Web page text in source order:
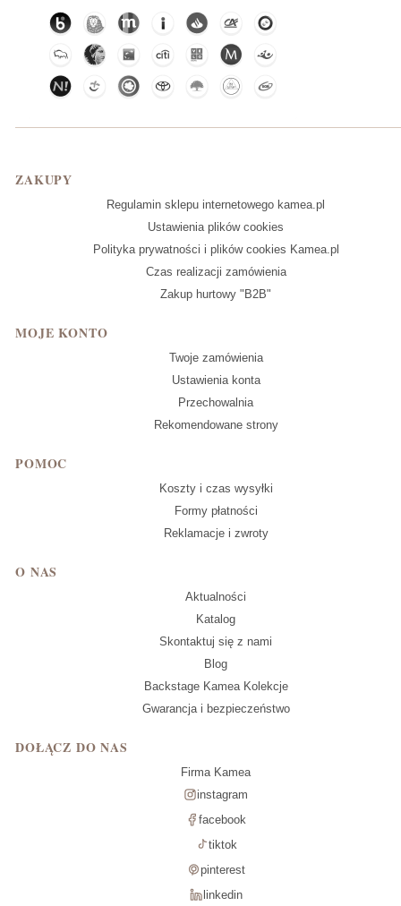
Linki w stopce
ZAKUPY
Regulamin sklepu internetowego kamea.pl
Ustawienia plików cookies
Polityka prywatności i plików cookies Kamea.pl
Czas realizacji zamówienia
Zakup hurtowy "B2B"
MOJE KONTO
Twoje zamówienia
Ustawienia konta
Przechowalnia
Rekomendowane strony
POMOC
Koszty i czas wysyłki
Formy płatności
Reklamacje i zwroty
O NAS
Aktualności
Katalog
Skontaktuj się z nami
Blog
Backstage Kamea Kolekcje
Gwarancja i bezpieczeństwo
DOŁĄCZ DO NAS
Firma Kamea
instagram
facebook
tiktok
pinterest
linkedin